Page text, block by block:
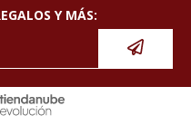
Y MÁS: